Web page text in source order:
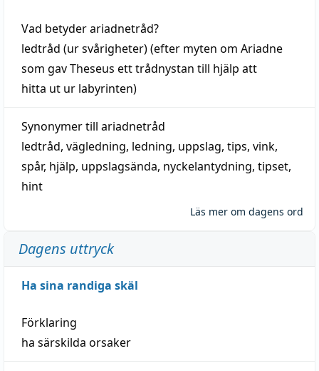
Vad betyderariadnetråd?
ledtråd (ur svårigheter) (efter myten om Ariadne
som gav Theseus ett trådnystan till hjälp att
hitta ut ur labyrinten)
Synonymer till ariadnetråd
ledtråd, vägledning, ledning, uppslag, tips, vink,
spår, hjälp, uppslagsända, nyckelantydning, tipset,
hint
Läs mer om dagens ord
Dagens uttryck
Ha sina randiga skäl
Förklaring
ha särskilda orsaker